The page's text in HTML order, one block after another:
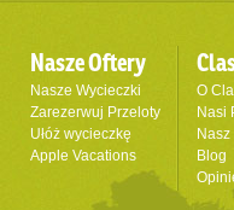
Nasze Oftery
Nasze Wycieczki
Zarezerwuj Przeloty
Ułóż wycieczkę
Apple Vacations
O
Nasi
Nasz
Blog